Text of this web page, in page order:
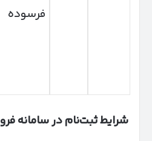
فرسوده
شرایط ثبت‌نام در سامانه